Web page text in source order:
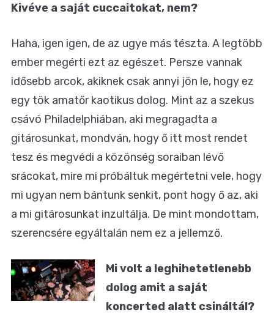
Kivéve a saját cuccaitokat, nem?
Haha, igen igen, de az ugye más tészta. A legtöbb
ember megérti ezt az egészet. Persze vannak
idősebb arcok, akiknek csak annyi jön le, hogy ez
egy tök amatőr kaotikus dolog. Mint az a szekus
csávó Philadelphiában, aki megragadta a
gitárosunkat, mondván, hogy ő itt most rendet
tesz és megvédi a közönség soraiban lévő
srácokat, mire mi próbáltuk megértetni vele, hogy
mi ugyan nem bántunk senkit, pont hogy ő az, aki
a mi gitárosunkat inzultálja. De mint mondottam,
szerencsére egyáltalán nem ez a jellemző.
Mi volt a leghihetetlenebb
dolog amit a saját
koncerted alatt csináltál?